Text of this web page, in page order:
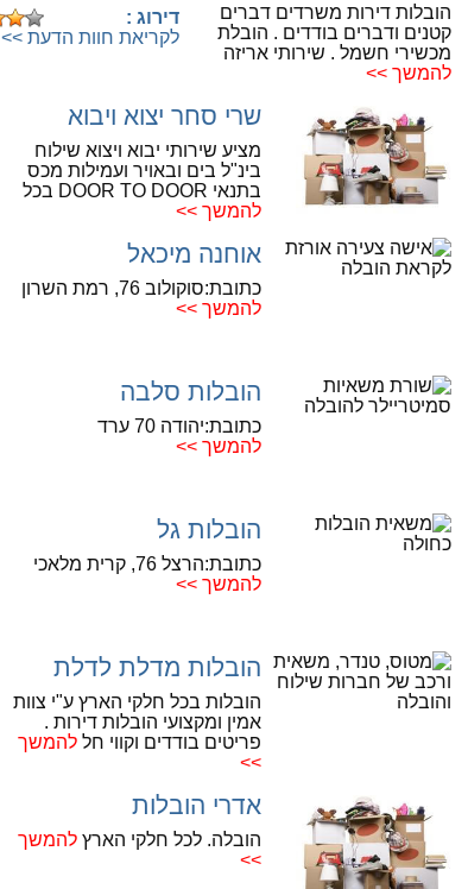
הובלות דירות משרדים דברים
קטנים ודברים בודדים . הובלת
מכשירי חשמל . שירותי אריזה
להמשך >>
דירוג :
לקריאת חוות הדעת >>
שרי סחר יצוא ויבוא
מציע שירותי יבוא ויצוא שילוח
בינ"ל בים ובאויר ועמילות מכס
בתנאי DOOR TO DOOR בכל
להמשך >>
אוחנה מיכאל
כתובת:סוקולוב 76, רמת השרון
להמשך >>
הובלות סלבה
כתובת:יהודה 70 ערד
להמשך >>
הובלות גל
כתובת:הרצל 76, קרית מלאכי
להמשך >>
הובלות מדלת לדלת
הובלות בכל חלקי הארץ ע"י צוות
אמין ומקצועי הובלות דירות .
פריטים בודדים וקווי חל להמשך
>>
אדרי הובלות
הובלה. לכל חלקי הארץ להמשך
>>